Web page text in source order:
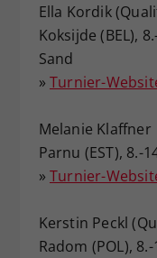
Ella Kordik
Koksijde (BEL),
Sand
» Turnier-
Melanie Klaffner
Parnu (EST), 8.-
» Turnier-
Kerstin Peckl
Radom (POL),